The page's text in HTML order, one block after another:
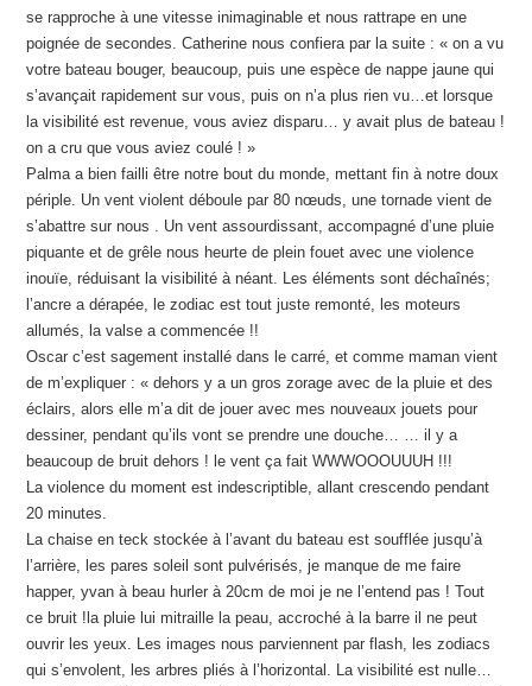
se rapproche à une vitesse inimaginable et nous rattrape en une
poignée de secondes. Catherine nous confiera par la suite : « on a vu
votre bateau bouger, beaucoup, puis une espèce de nappe jaune qui
s’avançait rapidement sur vous, puis on n’a plus rien vu…et lorsque
la visibilité est revenue, vous aviez disparu… y avait plus de bateau !
on a cru que vous aviez coulé ! »
Palma a bien failli être notre bout du monde, mettant fin à notre doux
périple. Un vent violent déboule par 80 nœuds, une tornade vient de
s’abattre sur nous . Un vent assourdissant, accompagné d’une pluie
piquante et de grêle nous heurte de plein fouet avec une violence
inouïe, réduisant la visibilité à néant. Les éléments sont déchaînés;
l’ancre a dérapée, le zodiac est tout juste remonté, les moteurs
allumés, la valse a commencée !!
Oscar c’est sagement installé dans le carré, et comme maman vient
de m’expliquer : « dehors y a un gros zorage avec de la pluie et des
éclairs, alors elle m’a dit de jouer avec mes nouveaux jouets pour
dessiner, pendant qu’ils vont se prendre une douche… … il y a
beaucoup de bruit dehors ! le vent ça fait WWWOOOUUUH !!!
La violence du moment est indescriptible, allant crescendo pendant
20 minutes.
La chaise en teck stockée à l’avant du bateau est soufflée jusqu’à
l’arrière, les pares soleil sont pulvérisés, je manque de me faire
happer, yvan à beau hurler à 20cm de moi je ne l’entend pas ! Tout
ce bruit !la pluie lui mitraille la peau, accroché à la barre il ne peut
ouvrir les yeux. Les images nous parviennent par flash, les zodiacs
qui s’envolent, les arbres pliés à l’horizontal. La visibilité est nulle…